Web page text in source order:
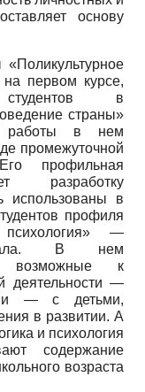
основу
на первом курсе,
студентов в
страны»
работы в нем
промежуточной
профильная
разработку
использованы в
профиля
—
В нем
возможные к
деятельности —
— с детьми,
в развитии. А
и психология
содержание
возраста